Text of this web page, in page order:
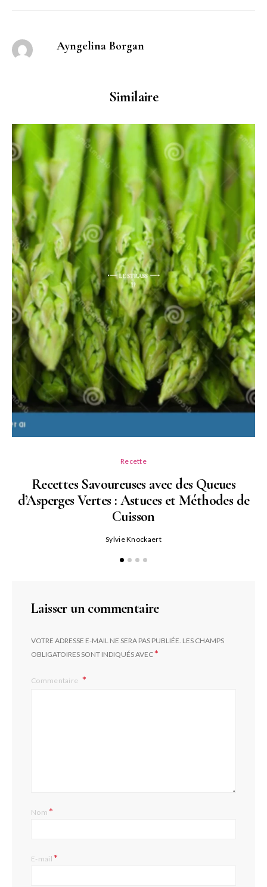
Ayngelina Borgan
Similaire
Recette
Recettes Savoureuses avec des Queues
d’Asperges Vertes : Astuces et Méthodes de
Cuisson
Sylvie Knockaert
Laisser un commentaire
VOTRE ADRESSE E-MAIL NE SERA PAS PUBLIÉE. LES CHAMPS
OBLIGATOIRES SONT INDIQUÉS AVEC*
Commentaire
Nom*
E-mail*